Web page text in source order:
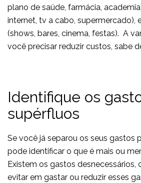
plano de saúde, farmácia,
internet, tv a cabo, supermercado),
(shows, bares, cinema, festas). A
você precisar reduzir custos, sabe
Identifique os
supérfluos
Se você já separou os seus gastos
pode identificar o que é mais ou
Existem os gastos desnecessários,
evitar em gastar ou reduzir esses